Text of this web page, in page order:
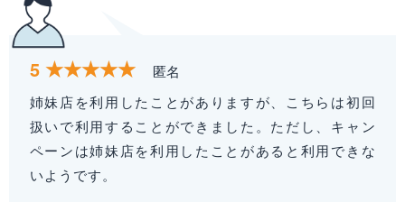
5
匿名
姉妹店を利用したことがありますが、こちらは初回
扱いで利用することができました。ただし、キャン
ペーンは姉妹店を利用したことがあると利用できな
いようです。